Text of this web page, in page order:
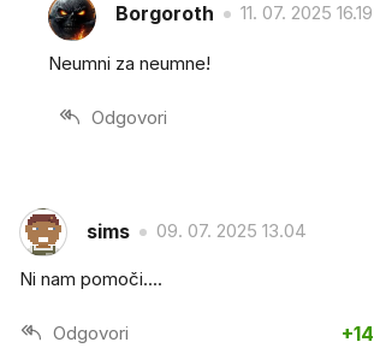
Borgoroth 11. 07. 2025 16.19
Neumni za neumne!
Odgovori
sims 09. 07. 2025 13.04
Ni nam pomoči....
Odgovori +14